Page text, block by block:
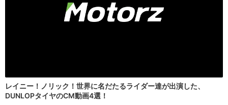
レイニー！ノリック！世界に名だたるライダー達が出演した、
DUNLOPタイヤのCM動画4選！